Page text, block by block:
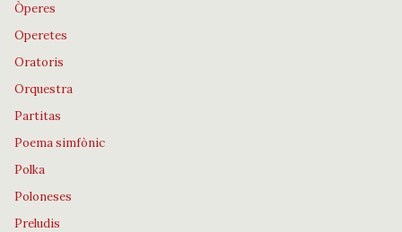
Òperes
Operetes
Oratoris
Orquestra
Partitas
Poema simfònic
Polka
Poloneses
Preludis